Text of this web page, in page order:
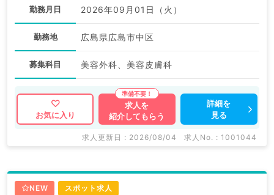
勤務月日 2026年09月01日（火）
勤務地 広島県広島市中区
募集科目 美容外科、美容皮膚科
お気に入り
求人を
紹介してもらう
詳細を
見る
求人更新日 : 2026/08/04 求人No. : 1001044
NEW スポット求人